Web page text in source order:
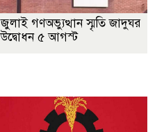
জুলাই গণঅভ্যুত্থান স্মৃতি জাদুঘর
উদ্বোধন ৫ আগস্ট